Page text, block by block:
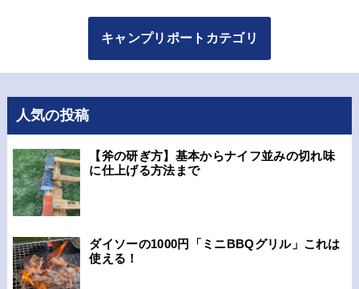
キャンプリポートカテゴリ
人気の投稿
【斧の研ぎ方】基本からナイフ並みの切れ味
に仕上げる方法まで
ダイソーの1000円「ミニBBQグリル」これは
使える！